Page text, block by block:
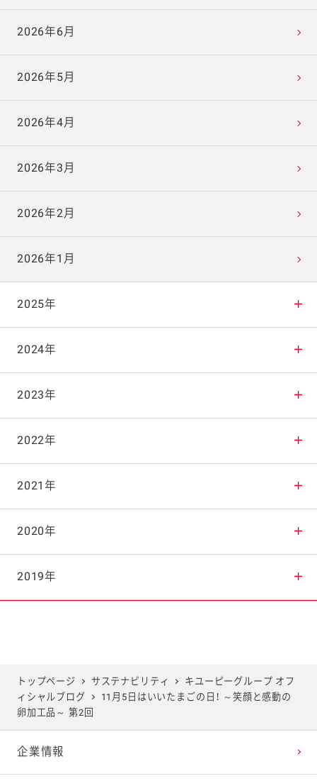
2026年6月
2026年5月
2026年4月
2026年3月
2026年2月
2026年1月
2025年
2025年12月
2025年11月
2025年10月
2025年9月
2025年8月
2025年7月
2025年4月
2025年3月
2024年
2024年12月
2024年11月
2024年10月
2024年9月
2024年8月
2024年5月
2024年4月
2023年
2023年12月
2023年11月
2023年10月
2023年9月
2023年6月
2023年5月
2022年
2022年12月
2022年11月
2022年10月
2022年7月
2022年6月
2021年
2021年12月
2021年11月
2021年8月
2021年7月
2020年
2020年12月
2020年9月
2020年8月
2019年
2019年10月
2019年9月
トップページ サステナビリティ
キユーピーグループ オフ
ィシャルブログ
11月5日はいいたまごの日！ ～笑顔と感動の
卵加工品～ 第2回
企業情報